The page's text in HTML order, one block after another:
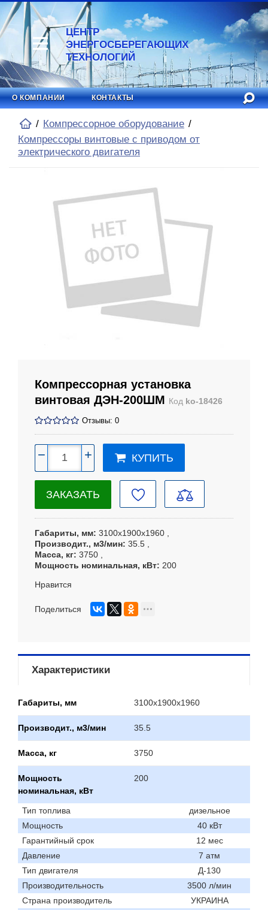
ЦЕНТР
ЭНЕРГОСБЕРЕГАЮЩИХ
ТЕХНОЛОГИЙ
О КОМПАНИИ КОНТАКТЫ
Компрессорное оборудование
Компрессоры винтовые с приводом от
электрического двигателя
Компрессорная установка
винтовая ДЭН-200ШМ Код ko-18426
Отзывы: 0
− + КУПИТЬ
ЗАКАЗАТЬ
Габариты, мм 3100х1900х1960
Производит., м3/мин 35.5
Масса, кг 3750
Мощность номинальная, кВт 200
Нравится
Поделиться
Характеристики
Габариты, мм 3100х1900х1960
Производит., м3/мин 35.5
Масса, кг 3750
Мощность
номинальная, кВт
200
Тип топлива
дизельное
Мощность
40 кВт
Гарантийный срок
12 мес
Давление
7 атм
Тип двигателя
Д-130
Производительность
3500 л/мин
Страна производитель
УКРАИНА